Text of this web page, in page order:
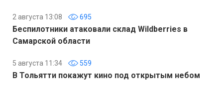
2 августа 13:08 695
Беспилотники атаковали склад Wildberries в
Самарской области
5 августа 11:34 559
В Тольятти покажут кино под открытым небом